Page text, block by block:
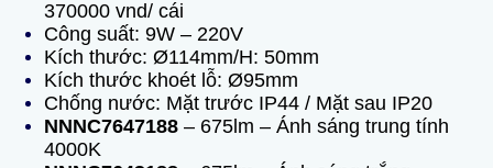
370000 vnd/ cái
Công suất: 9W – 220V
Kích thước: Ø114mm/H: 50mm
Kích thước khoét lỗ: Ø95mm
Chống nước: Mặt trước IP44 / Mặt sau IP20
NNNC7647188 – 675lm – Ánh sáng trung tính
4000K